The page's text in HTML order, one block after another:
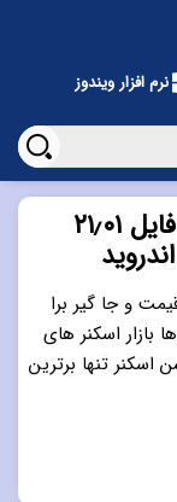
دانلود برنامه اسکن فایل ۲۱٫۰۱
و جا گیر برا
بازار اسکنر های
اسکنر تنها برترین
نرم افزار ویندوز